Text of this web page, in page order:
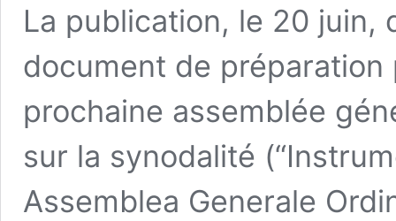
La publication, le 20 juin,
document de préparation
prochaine assemblée
sur la synodalité
Assemblea Generale